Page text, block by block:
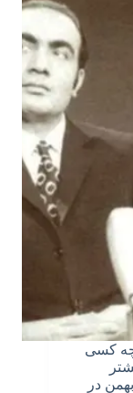
کسی
بشناسید» نوشت: همزمان با راهیپمایی ۲۲ بهمن در